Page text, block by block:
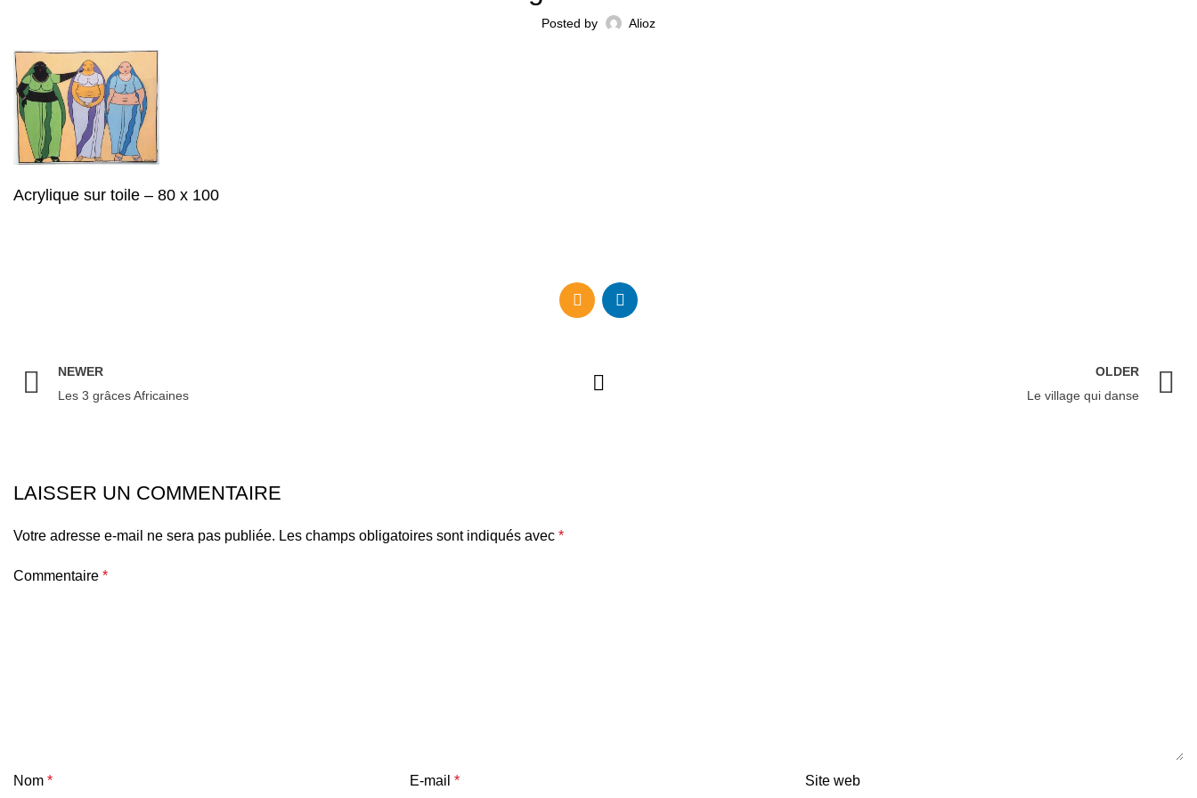
Posted by Alioz
Acrylique sur toile – 80 x 100
NEWER
Les 3 grâces Africaines
OLDER
Le village qui danse
LAISSER UN COMMENTAIRE
Votre adresse e-mail ne sera pas publiée. Les champs obligatoires sont indiqués avec *
Commentaire *
Nom * E-mail * Site web